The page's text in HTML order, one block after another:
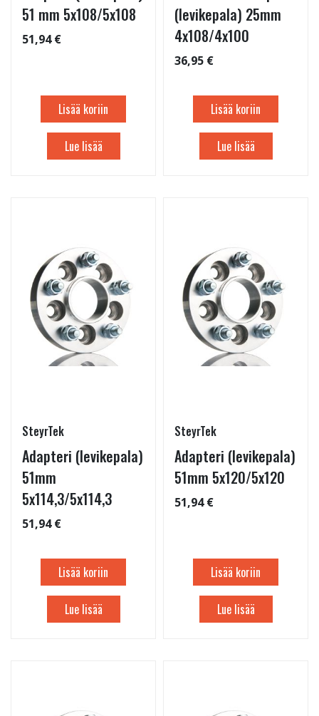
51 mm 5x108/5x108
51,94 €
Lisää koriin
Lue lisää
(levikepala) 25mm
4x108/4x100
36,95 €
Lisää koriin
Lue lisää
SteyrTek
Adapteri (levikepala)
51mm
5x114,3/5x114,3
51,94 €
Lisää koriin
Lue lisää
SteyrTek
Adapteri (levikepala)
51mm 5x120/5x120
51,94 €
Lisää koriin
Lue lisää